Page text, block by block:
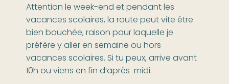
Attention le week-end et pendant les
vacances scolaires, la route peut vite être
bien bouchée, raison pour laquelle je
préfère y aller en semaine ou hors
vacances scolaires. Si tu peux, arrive avant
10h ou viens en fin d’après-midi.